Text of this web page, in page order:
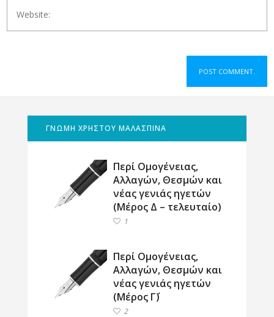
ΓΝΩΜΗ ΧΡΗΣΤΟΥ ΜΑΛΑΣΠΙΝΑ
Περί Ομογένειας,
Αλλαγών, Θεσμών και
νέας γενιάς ηγετών
(Μέρος Δ – τελευταίο)
1
Περί Ομογένειας,
Αλλαγών, Θεσμών και
νέας γενιάς ηγετών
(Μέρος Γ΄)
2